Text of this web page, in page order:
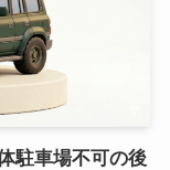
駐車場不可の後